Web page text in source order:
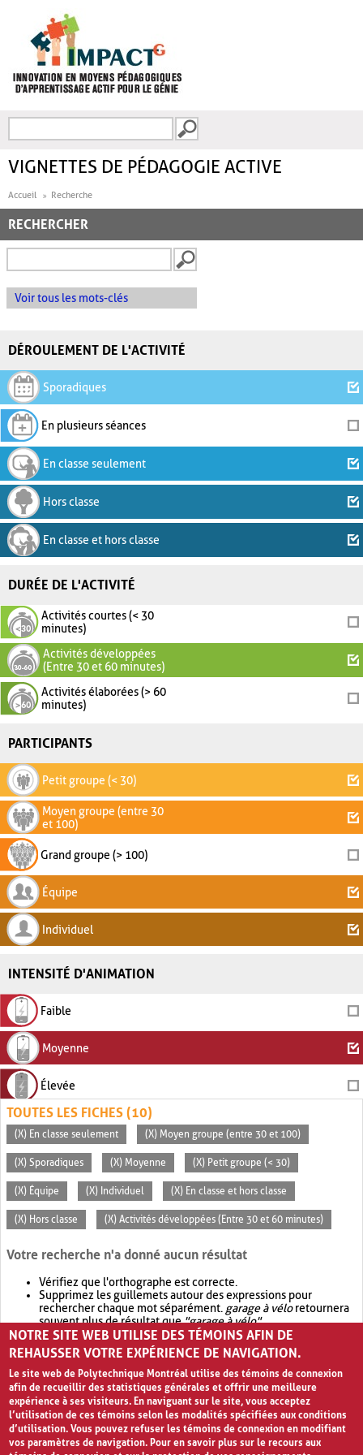
FORMULAIRE DE
VIGNETTES DE PÉDAGOGIE ACTIVE
Accueil Recherche
RECHERCHER
Voir tous les mots-clés
DÉROULEMENT DE L'ACTIVITÉ
Sporadiques
En plusieurs séances
En classe seulement
Hors classe
En classe et hors classe
DURÉE DE L'ACTIVITÉ
Activités courtes (< 30
minutes)
Activités développées
(Entre 30 et 60 minutes)
Activités élaborées (> 60
minutes)
PARTICIPANTS
Petit groupe (< 30)
Moyen groupe (entre 30
et 100)
Grand groupe (> 100)
Équipe
Individuel
INTENSITÉ D'ANIMATION
Faible
Moyenne
Élevée
TOUTES LES FICHES (10)
(X) En classe seulement (X) Moyen groupe (entre 30 et 100)
(X) Sporadiques (X) Moyenne (X) Petit groupe (< 30)
(X) Équipe (X) Individuel (X) En classe et hors classe
(X) Hors classe (X) Activités développées (Entre 30 et 60 minutes)
Votre recherche n'a donné aucun résultat
Vérifiez que l'orthographe est correcte.
Supprimez les guillemets autour des expressions pour
rechercher chaque mot séparément. garage à véloretournera
souvent plus de résultat que"garage à vélo".
Envisagez d'élargir votre recherche avec OR.garage OR vélo
retournera souvent plus de résultat quegarage à vélo
NOTRE SITE WEB UTILISE DES TÉMOINS AFIN DE
REHAUSSER VOTRE EXPÉRIENCE DE NAVIGATION.
Le site web de Polytechnique Montréal utilise des témoins de connexion
afin de recueillir des statistiques générales et offrir une meilleure
expérience à ses visiteurs. En naviguant sur le site, vous acceptez
l’utilisation de ces témoins selon les modalités spécifiées aux conditions
d’utilisation. Vous pouvez refuser les témoins de connexion en modifiant
vos paramètres de navigation. Pour en savoir plus sur le recours aux